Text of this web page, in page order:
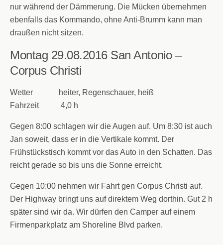
nur während der Dämmerung. Die Mücken übernehmen
ebenfalls das Kommando, ohne Anti-Brumm kann man
draußen nicht sitzen.
Montag 29.08.2016 San Antonio –
Corpus Christi
Wetter heiter, Regenschauer, heiß
Fahrzeit 4,0 h
Gegen 8:00 schlagen wir die Augen auf. Um 8:30 ist auch
Jan soweit, dass er in die Vertikale kommt. Der
Frühstückstisch kommt vor das Auto in den Schatten. Das
reicht gerade so bis uns die Sonne erreicht.
Gegen 10:00 nehmen wir Fahrt gen Corpus Christi auf.
Der Highway bringt uns auf direktem Weg dorthin. Gut 2 h
später sind wir da. Wir dürfen den Camper auf einem
Firmenparkplatz am Shoreline Blvd parken.